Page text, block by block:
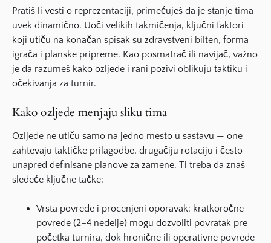
Pratiš li vesti o reprezentaciji, primećuješ da je stanje tima
uvek dinamično. Uoči velikih takmičenja, ključni faktori
koji utiču na konačan spisak su zdravstveni bilten, forma
igrača i planske pripreme. Kao posmatrač ili navijač, važno
je da razumeš kako ozljede i rani pozivi oblikuju taktiku i
očekivanja za turnir.
Kako ozljede menjaju sliku tima
Ozljede ne utiču samo na jedno mesto u sastavu — one
zahtevaju taktičke prilagodbe, drugačiju rotaciju i često
unapred definisane planove za zamene. Ti treba da znaš
sledeće ključne tačke:
Vrsta povrede i procenjeni oporavak: kratkoročne
povrede (2–4 nedelje) mogu dozvoliti povratak pre
početka turnira, dok hronične ili operativne povrede